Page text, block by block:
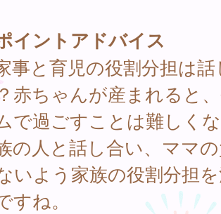
イントアドバイス
事と育児の役割分担は
赤ちゃんが産まれると
で過ごすことは難しく
の人と話し合い、ママ
いよう家族の役割分担
すね。